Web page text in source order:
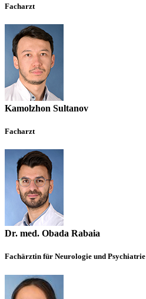
Facharzt
Kamolzhon Sultanov
Facharzt
Dr. med. Obada Rabaia
Fachärztin für Neurologie und Psychiatrie